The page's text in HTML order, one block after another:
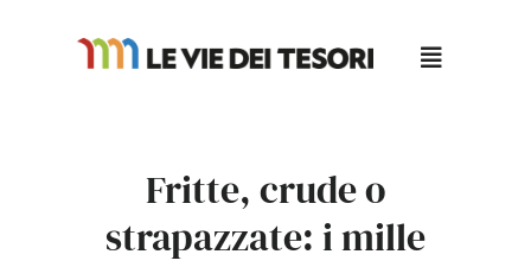
Fritte, crude o
strapazzate: i mille